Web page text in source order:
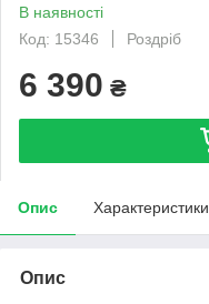
В наявності
Код: 15346
Роздріб
6 390 ₴
Опис Характеристики
Опис